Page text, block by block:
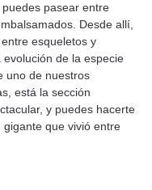
pasear entre
Desde allí,
esqueletos y
de la especie
uno de nuestros
está la sección
y puedes hacerte
que vivió entre